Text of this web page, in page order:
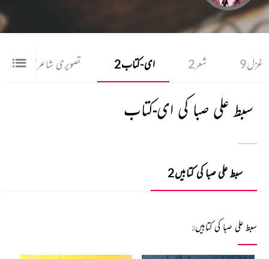
غزل9 شعر2 ای-کتاب2 تصویری شاعری 1
سبط علی صبا کی ای-کتاب
سبط علی صبا کی کتابیں2
سبط علی صبا کی کتابیں2